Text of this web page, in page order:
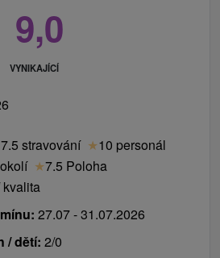
9,0
VYNIKAJÍCÍ
7.5 stravování ★10 personál
★7.5 Poloha
kvalita
27.07 - 31.07.2026
/ dětí: 2/0